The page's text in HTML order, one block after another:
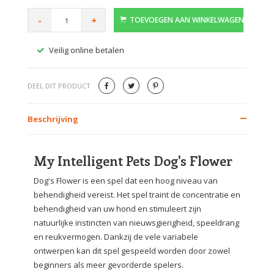
- + TOEVOEGEN AAN WINKELWAGEN
Veilig online betalen
DEEL DIT PRODUCT
Beschrijving
My Intelligent Pets Dog's Flower
Dog's Flower is een spel dat een hoog niveau van
behendigheid vereist. Het spel traint de concentratie en
behendigheid van uw hond en stimuleert zijn
natuurlijke instincten van nieuwsgierigheid, speeldrang
en reukvermogen. Dankzij de vele variabele
ontwerpen kan dit spel gespeeld worden door zowel
beginners als meer gevorderde spelers.